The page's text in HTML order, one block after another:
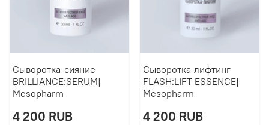
Сыворотка-сияние
BRILLIANCE:SERUM|
Mesopharm
4 200 RUB
Сыворотка-лифтинг
FLASH:LIFT ESSENCE|
Mesopharm
4 200 RUB